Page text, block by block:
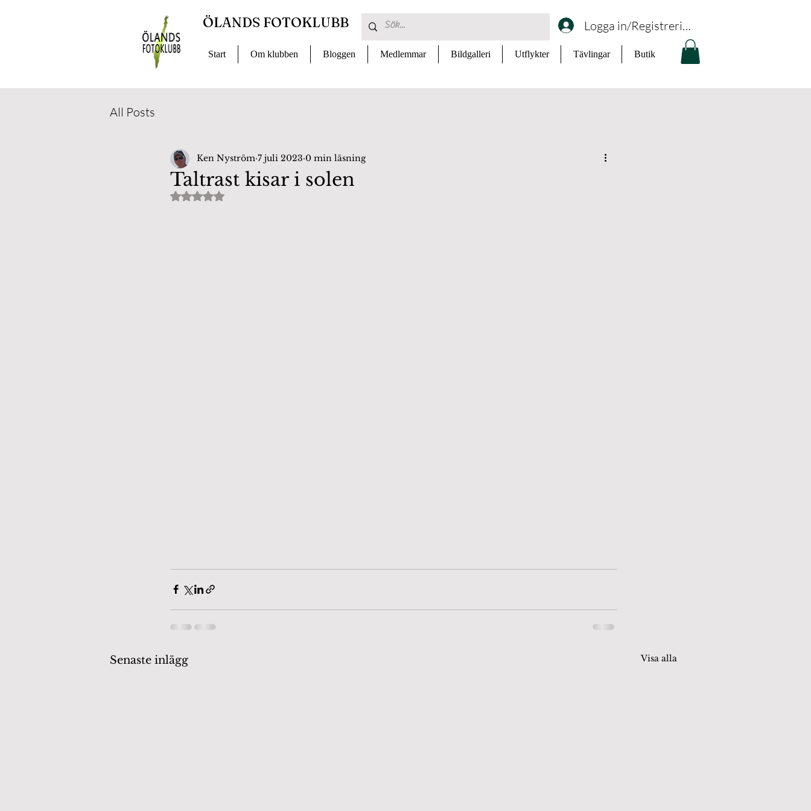
Logga in/Registrering
Start Om klubben Bloggen Medlemmar Bildgalleri Utflykter Tävlingar Butik
ÖLANDS FOTOKLUBB
All Posts
Taltrast kisar i solen
Ken Nyström 7 juli 2023 0 min läsning
Betygsatt till NaN av 5 stjärnor.
Senaste inlägg Visa alla